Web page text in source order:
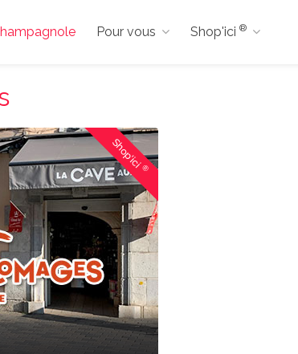
Pour vous Shop'ici®
Shop'ici®